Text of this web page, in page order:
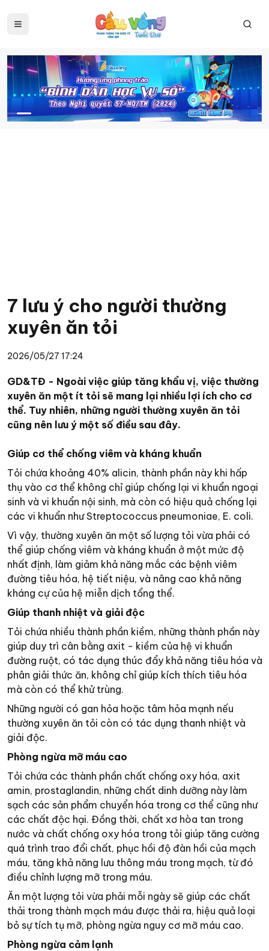
7 lưu ý cho người thường
xuyên ăn tỏi
2026/05/27 17:24
GD&TĐ - Ngoài việc giúp tăng khẩu vị, việc thường
xuyên ăn một ít tỏi sẽ mang lại nhiều lợi ích cho cơ
thể. Tuy nhiên, những người thường xuyên ăn tỏi
cũng nên lưu ý một số điều sau đây.
Giúp cơ thể chống viêm và kháng khuẩn
Tỏi chứa khoảng 40% alicin, thành phần này khi hấp
thụ vào cơ thể không chỉ giúp chống lại vi khuẩn ngoại
sinh và vi khuẩn nội sinh, mà còn có hiệu quả chống lại
các vi khuẩn như Streptococcus pneumoniae, E. coli.
Vì vậy, thường xuyên ăn một số lượng tỏi vừa phải có
thể giúp chống viêm và kháng khuẩn ở một mức độ
nhất định, làm giảm khả năng mắc các bệnh viêm
đường tiêu hóa, hệ tiết niệu, và nâng cao khả năng
kháng cự của hệ miễn dịch tổng thể.
Giúp thanh nhiệt và giải độc
Tỏi chứa nhiều thành phần kiềm, những thành phần này
giúp duy trì cân bằng axit - kiềm của hệ vi khuẩn
đường ruột, có tác dụng thúc đẩy khả năng tiêu hóa và
phân giải thức ăn, không chỉ giúp kích thích tiêu hóa
mà còn có thể khử trùng.
Những người có gan hỏa hoặc tâm hỏa mạnh nếu
thường xuyên ăn tỏi còn có tác dụng thanh nhiệt và
giải độc.
Phòng ngừa mỡ máu cao
Tỏi chứa các thành phần chất chống oxy hóa, axit
amin, prostaglandin, những chất dinh dưỡng này làm
sạch các sản phẩm chuyển hóa trong cơ thể cũng như
các chất độc hại. Đồng thời, chất xơ hòa tan trong
nước và chất chống oxy hóa trong tỏi giúp tăng cường
quá trình trao đổi chất, phục hồi độ đàn hồi của mạch
máu, tăng khả năng lưu thông máu trong mạch, từ đó
điều chỉnh lượng mỡ trong máu.
Ăn một lượng tỏi vừa phải mỗi ngày sẽ giúp các chất
thải trong thành mạch máu được thải ra, hiệu quả loại
bỏ sự tích tụ mỡ, phòng ngừa nguy cơ mỡ máu cao.
Phòng ngừa cảm lạnh